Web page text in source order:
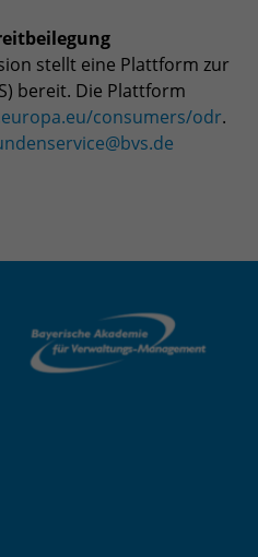
stellt eine Plattform zur
bereit. Die Plattform
consumers/odr.